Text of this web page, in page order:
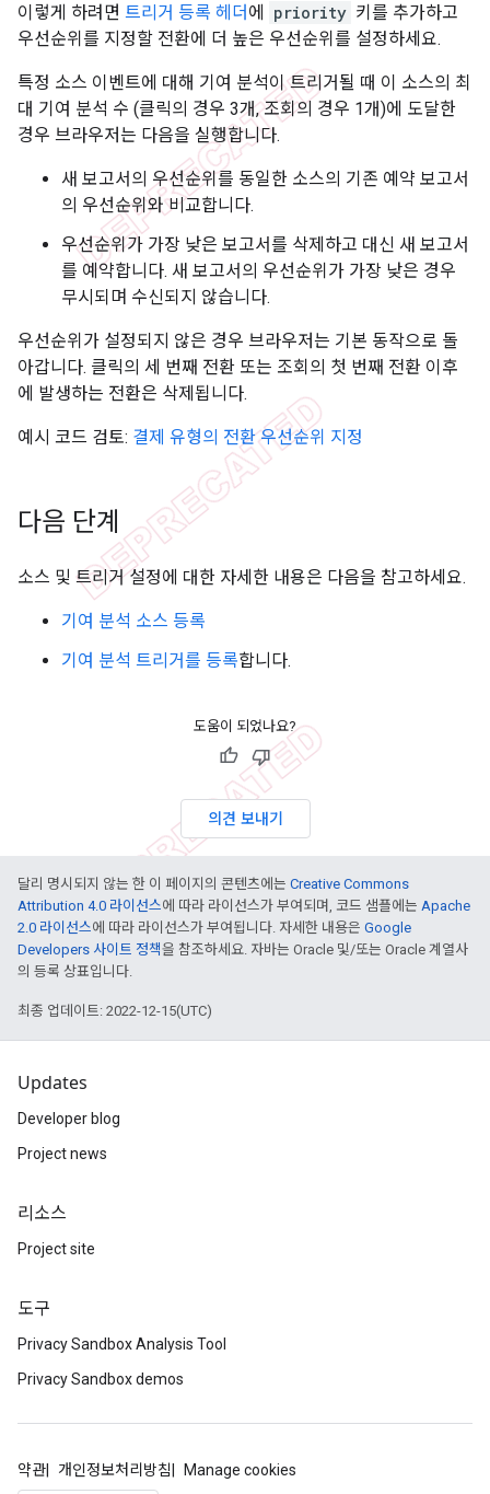
이렇게 하려면 트리거 등록 헤더 에 priority 키를 추가하고
우선순위를 지정할 전환에 더 높은 우선순위를 설정하세요.
특정 소스 이벤트에 대해 기여 분석이 트리거될 때 이 소스의 최
대 기여 분석 수 (클릭의 경우 3개, 조회의 경우 1개)에 도달한
경우 브라우저는 다음을 실행합니다.
새 보고서의 우선순위를 동일한 소스의 기존 예약 보고서
의 우선순위와 비교합니다.
우선순위가 가장 낮은 보고서를 삭제하고 대신 새 보고서
를 예약합니다. 새 보고서의 우선순위가 가장 낮은 경우
무시되며 수신되지 않습니다.
우선순위가 설정되지 않은 경우 브라우저는 기본 동작으로 돌
아갑니다. 클릭의 세 번째 전환 또는 조회의 첫 번째 전환 이후
에 발생하는 전환은 삭제됩니다.
예시 코드 검토: 결제 유형의 전환 우선순위 지정
다음 단계
소스 및 트리거 설정에 대한 자세한 내용은 다음을 참고하세요.
기여 분석 소스 등록
기여 분석 트리거를 등록합니다.
도움이 되었나요?
의견 보내기
달리 명시되지 않는 한 이 페이지의 콘텐츠에는 Creative Commons
Attribution 4.0 라이선스에 따라 라이선스가 부여되며, 코드 샘플에는 Apache
2.0 라이선스에 따라 라이선스가 부여됩니다. 자세한 내용은 Google
Developers 사이트 정책을 참조하세요. 자바는 Oracle 및/또는 Oracle 계열사
의 등록 상표입니다.
최종 업데이트: 2022-12-15(UTC)
Updates
Developer blog
Project news
리소스
Project site
도구
Privacy Sandbox Analysis Tool
Privacy Sandbox demos
약관 개인정보처리방침 Manage cookies